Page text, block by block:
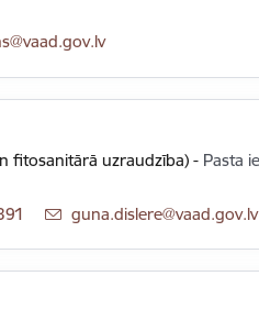
fitosanitārā uzraudzība) - Pasta
E-pasts:
guna.dislere@vaad.gov.lv